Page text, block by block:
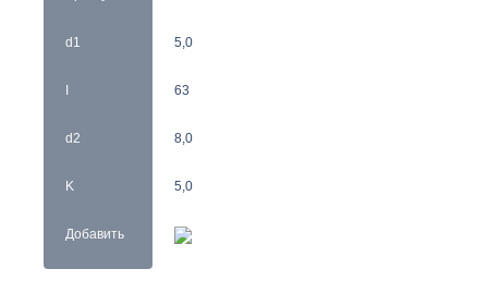
d1
I
d2
K
Добавить
5,0
63
8,0
5,0